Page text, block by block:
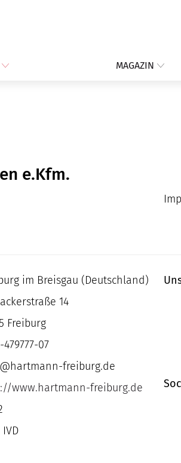
MAGAZIN
e.Kfm.
im Breisgau (Deutschland)
14
Freiburg
479777-07
freiburg.de
www.hartmann-freiburg.de
IVD